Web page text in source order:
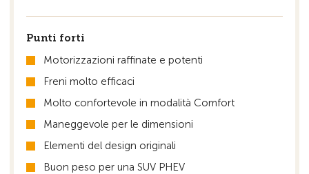
Punti forti
Motorizzazioni raffinate e potenti
Freni molto efficaci
Molto confortevole in modalità Comfort
Maneggevole per le dimensioni
Elementi del design originali
Buon peso per una SUV PHEV